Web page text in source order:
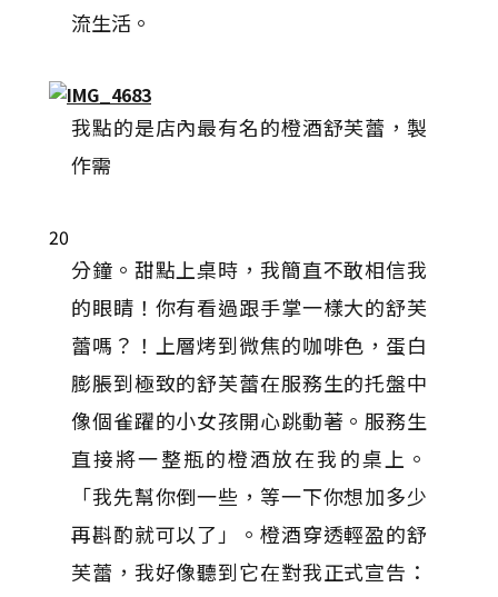
流生活。
我點的是店內最有名的橙酒舒芙蕾，製
作需
20
分鐘。甜點上桌時，我簡直不敢相信我
的眼睛！你有看過跟手掌一樣大的舒芙
蕾嗎？！上層烤到微焦的咖啡色，蛋白
膨脹到極致的舒芙蕾在服務生的托盤中
像個雀躍的小女孩開心跳動著。服務生
直接將一整瓶的橙酒放在我的桌上。
「我先幫你倒一些，等一下你想加多少
再斟酌就可以了」。橙酒穿透輕盈的舒
芙蕾，我好像聽到它在對我正式宣告：